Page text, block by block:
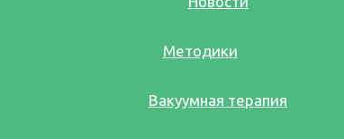
Методики
Вакуумная терапия